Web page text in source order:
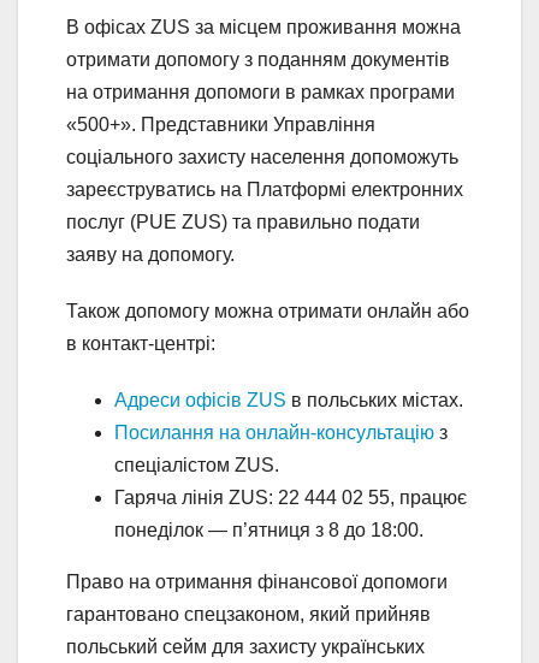
В офісах ZUS за місцем проживання можна
отримати допомогу з поданням документів
на отримання допомоги в рамках програми
«500+». Представники Управління
соціального захисту населення допоможуть
зареєструватись на Платформі електронних
послуг (PUE ZUS) та правильно подати
заяву на допомогу.
Також допомогу можна отримати онлайн або
в контакт-центрі:
Адреси офісів ZUS в польських містах.
Посилання на онлайн-консультацію з
спеціалістом ZUS.
Гаряча лінія ZUS: 22 444 02 55, працює
понеділок — п’ятниця з 8 до 18:00.
Право на отримання фінансової допомоги
гарантовано спецзаконом, який прийняв
польський сейм для захисту українських